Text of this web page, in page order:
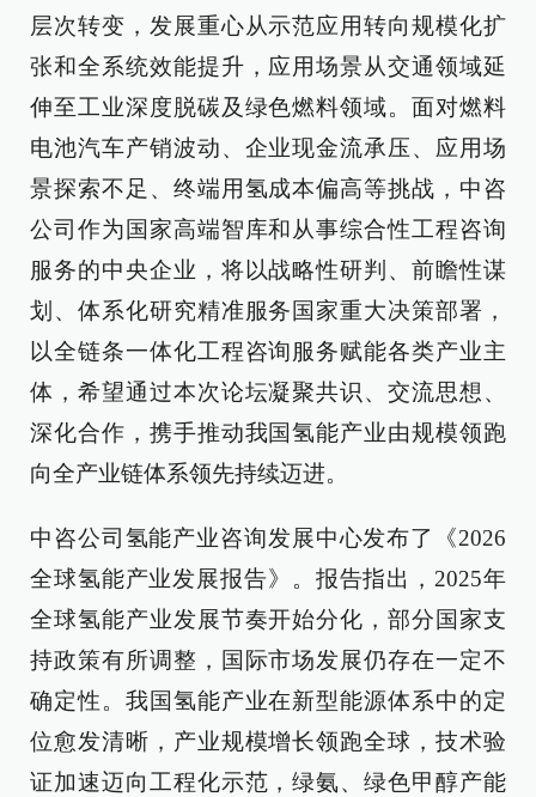
层次转变，发展重心从示范应用转向规模化扩
张和全系统效能提升，应用场景从交通领域延
伸至工业深度脱碳及绿色燃料领域。面对燃料
电池汽车产销波动、企业现金流承压、应用场
景探索不足、终端用氢成本偏高等挑战，中咨
公司作为国家高端智库和从事综合性工程咨询
服务的中央企业，将以战略性研判、前瞻性谋
划、体系化研究精准服务国家重大决策部署，
以全链条一体化工程咨询服务赋能各类产业主
体，希望通过本次论坛凝聚共识、交流思想、
深化合作，携手推动我国氢能产业由规模领跑
向全产业链体系领先持续迈进。
中咨公司氢能产业咨询发展中心发布了《2026
全球氢能产业发展报告》。报告指出，2025年
全球氢能产业发展节奏开始分化，部分国家支
持政策有所调整，国际市场发展仍存在一定不
确定性。我国氢能产业在新型能源体系中的定
位愈发清晰，产业规模增长领跑全球，技术验
证加速迈向工程化示范，绿氨、绿色甲醇产能